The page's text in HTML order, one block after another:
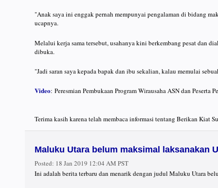
"Anak saya ini enggak pernah mempunyai pengalaman di bidang
ucapnya.
Melalui kerja sama tersebut, usahanya kini berkembang pesat dan
dibuka.
"Jadi saran saya kepada bapak dan ibu sekalian, kalau memulai
Video: Peresmian Pembukaan Program Wirausaha ASN dan Peserta
Terima kasih karena telah membaca informasi tentang Berikan Kiat
Maluku Utara belum maksimal laksanakan
Posted: 18 Jan 2019 12:04 AM PST
Ini adalah berita terbaru dan menarik dengan judul Maluku Utara